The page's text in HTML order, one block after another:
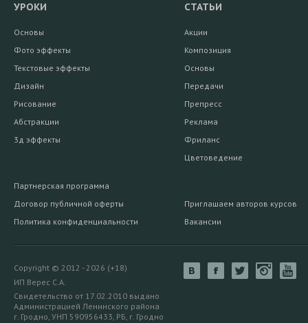
УРОКИ
Основы
Фото эффекты
Текстовые эффекты
Дизайн
Рисование
Абстракции
3д эффекты
СТАТЬИ
Акции
Композиция
Основы
Передачи
Препресс
Реклама
Фриланс
Цветоведение
Партнерская программа
Договор публичной оферты
Политика конфиденциальности
Приглашаем авторов курсов
Вакансии
Copyright © 2012 - 2026 (+18)
ИП Верес С.А.
Свидетельство от 17.02.2010 выдано
Администрацией Ленинского района
г. Гродно, УНП 590956433, РБ, г. Гродно